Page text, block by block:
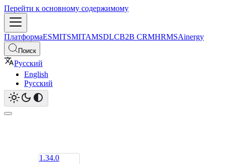
Перейти к основному содержимому
ПлатформаESMITSMITAMSDLCB2B CRMHRMSAinergy
Поиск
Русский
English
Русский
1.34.0